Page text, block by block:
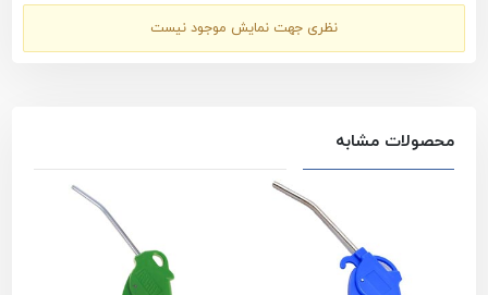
نظری جهت نمایش موجود نیست
محصولات مشابه